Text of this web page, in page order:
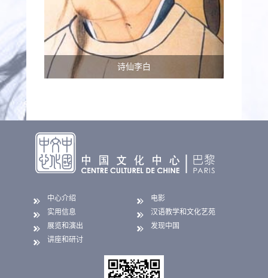
诗仙李白
中心介绍
实用信息
展览和演出
讲座和研讨
电影
汉语教学和文化艺苑
发现中国